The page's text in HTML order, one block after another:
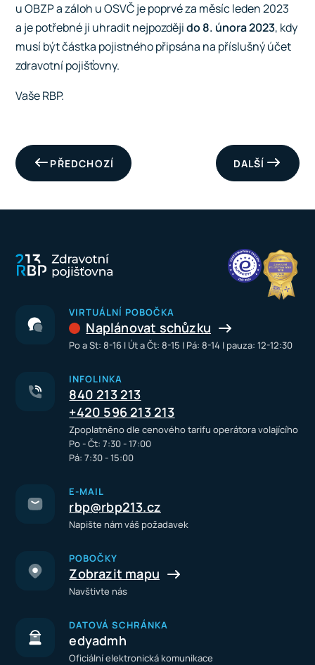
u OBZP a záloh u OSVČ je poprvé za měsíc leden 2023
a je potřebné ji uhradit nejpozdějido 8. února 2023, kdy
musí být částka pojistného připsána na příslušný účet
zdravotní pojišťovny.
Vaše RBP.
DALŠÍ
PŘEDCHOZÍ
VIRTUÁLNÍ POBOČKA
Naplánovat schůzku
Po a St: 8-16 I Út a Čt: 8-15 I Pá: 8-14 I pauza: 12-12:30
INFOLINKA
840 213 213
+420 596 213 213
Zpoplatněno dle cenového tarifu operátora volajícího
Po - Čt: 7:30 - 17:00
Pá: 7:30 - 15:00
E-MAIL
rbp@rbp213.cz
Napište nám váš požadavek
POBOČKY
Zobrazit mapu
Navštivte nás
DATOVÁ SCHRÁNKA
edyadmh
Oficiální elektronická komunikace